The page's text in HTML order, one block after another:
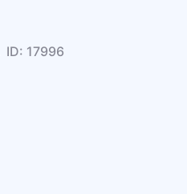
ID: 17996